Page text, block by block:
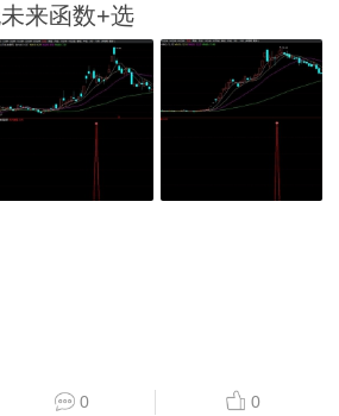
来函数+选
0 0